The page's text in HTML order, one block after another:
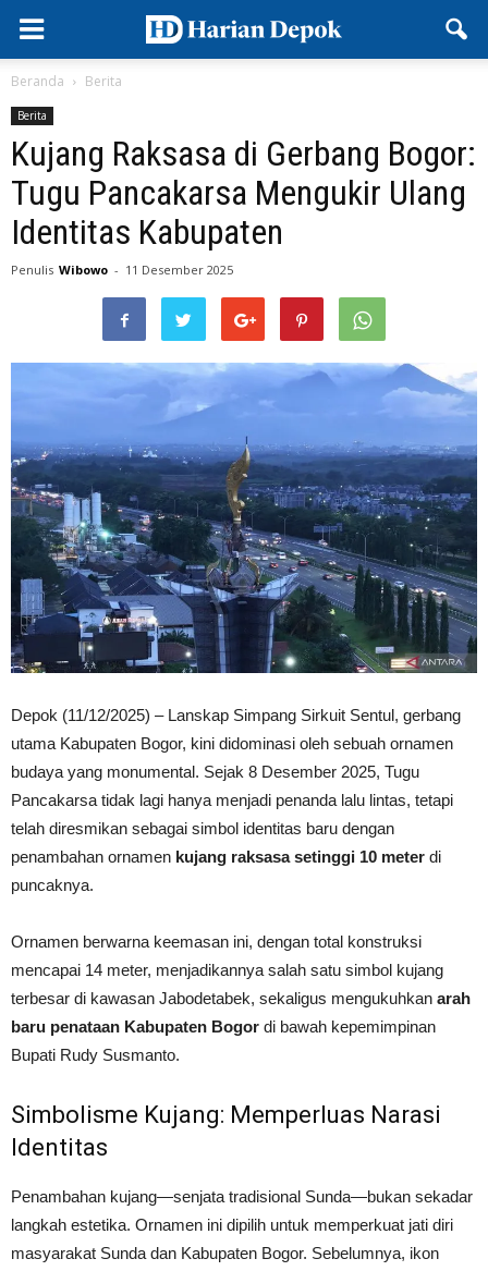
Beranda Berita
Berita
Kujang Raksasa di Gerbang Bogor:
Tugu Pancakarsa Mengukir Ulang
Identitas Kabupaten
Penulis Wibowo - 11 Desember 2025
Depok (11/12/2025) – Lanskap Simpang Sirkuit Sentul, gerbang
utama Kabupaten Bogor, kini didominasi oleh sebuah ornamen
budaya yang monumental. Sejak 8 Desember 2025, Tugu
Pancakarsa tidak lagi hanya menjadi penanda lalu lintas, tetapi
telah diresmikan sebagai simbol identitas baru dengan
penambahan ornamen kujang raksasa setinggi 10 meter di
puncaknya.
Ornamen berwarna keemasan ini, dengan total konstruksi
mencapai 14 meter, menjadikannya salah satu simbol kujang
terbesar di kawasan Jabodetabek, sekaligus mengukuhkan arah
baru penataan Kabupaten Bogor di bawah kepemimpinan
Bupati Rudy Susmanto.
Simbolisme Kujang: Memperluas Narasi
Identitas
Penambahan kujang—senjata tradisional Sunda—bukan sekadar
langkah estetika. Ornamen ini dipilih untuk memperkuat jati diri
masyarakat Sunda dan Kabupaten Bogor. Sebelumnya, ikon